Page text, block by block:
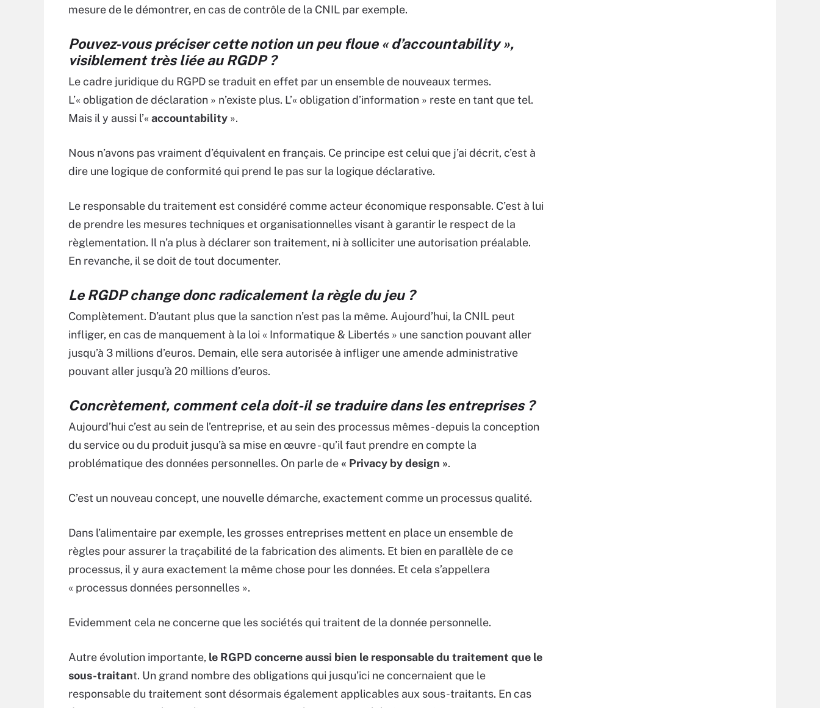
mesure de le démontrer, en cas de contrôle de la CNIL par exemple.
Pouvez-vous préciser cette notion un peu floue « d’accountability »,
visiblement très liée au RGDP ?
Le cadre juridique du RGPD se traduit en effet par un ensemble de nouveaux termes.
L’« obligation de déclaration » n’existe plus. L’« obligation d’information » reste en tant que tel.
Mais il y aussi l’« accountability ».
Nous n’avons pas vraiment d’équivalent en français. Ce principe est celui que j’ai décrit, c’est à
dire une logique de conformité qui prend le pas sur la logique déclarative.
Le responsable du traitement est considéré comme acteur économique responsable. C’est à lui
de prendre les mesures techniques et organisationnelles visant à garantir le respect de la
règlementation. Il n’a plus à déclarer son traitement, ni à solliciter une autorisation préalable.
En revanche, il se doit de tout documenter.
Le RGDP change donc radicalement la règle du jeu ?
Complètement. D’autant plus que la sanction n’est pas la même. Aujourd’hui, la CNIL peut
infliger, en cas de manquement à la loi « Informatique & Libertés » une sanction pouvant aller
jusqu’à 3 millions d’euros. Demain, elle sera autorisée à infliger une amende administrative
pouvant aller jusqu’à 20 millions d’euros.
Concrètement, comment cela doit-il se traduire dans les entreprises ?
Aujourd’hui c’est au sein de l’entreprise, et au sein des processus mêmes - depuis la conception
du service ou du produit jusqu’à sa mise en œuvre - qu’il faut prendre en compte la
problématique des données personnelles. On parle de « Privacy by design ».
C’est un nouveau concept, une nouvelle démarche, exactement comme un processus qualité.
Dans l’alimentaire par exemple, les grosses entreprises mettent en place un ensemble de
règles pour assurer la traçabilité de la fabrication des aliments. Et bien en parallèle de ce
processus, il y aura exactement la même chose pour les données. Et cela s’appellera
« processus données personnelles ».
Evidemment cela ne concerne que les sociétés qui traitent de la donnée personnelle.
Autre évolution importante, le RGPD concerne aussi bien le responsable du traitement que le
sous-traitant. Un grand nombre des obligations qui jusqu’ici ne concernaient que le
responsable du traitement sont désormais également applicables aux sous-traitants. En cas